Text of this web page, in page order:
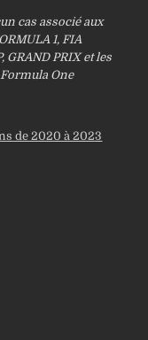
cas associé aux
1, FIA
GRAND PRIX et les
One
de 2020 à 2023